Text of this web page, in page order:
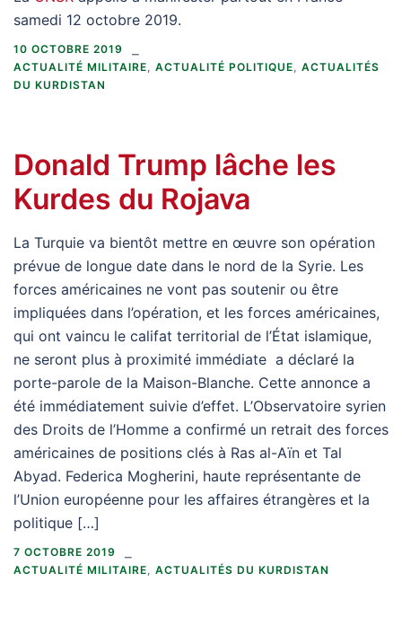
samedi 12 octobre 2019.
10 OCTOBRE 2019
ACTUALITÉ MILITAIRE, ACTUALITÉ POLITIQUE, ACTUALITÉS
DU KURDISTAN
Donald Trump lâche les
Kurdes du Rojava
La Turquie va bientôt mettre en œuvre son opération
prévue de longue date dans le nord de la Syrie. Les
forces américaines ne vont pas soutenir ou être
impliquées dans l’opération, et les forces américaines,
qui ont vaincu le califat territorial de l’État islamique,
ne seront plus à proximité immédiate a déclaré la
porte-parole de la Maison-Blanche. Cette annonce a
été immédiatement suivie d’effet. L’Observatoire syrien
des Droits de l’Homme a confirmé un retrait des forces
américaines de positions clés à Ras al-Aïn et Tal
Abyad. Federica Mogherini, haute représentante de
l’Union européenne pour les affaires étrangères et la
politique […]
7 OCTOBRE 2019
ACTUALITÉ MILITAIRE, ACTUALITÉS DU KURDISTAN